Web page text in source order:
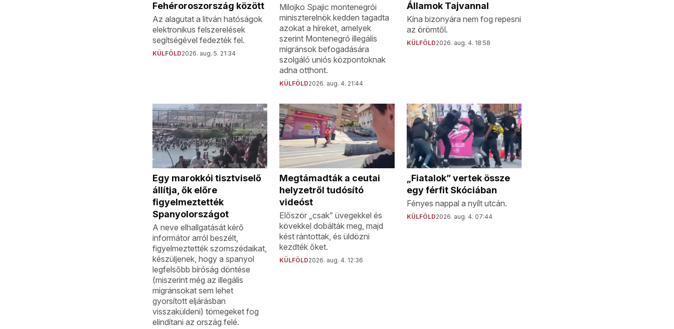
Fehéroroszország között
Az alagutat a litván hatóságok
elektronikus felszerelések
segítségével fedezték fel.
KÜLFÖLD2026. aug. 5. 21:34
Milojko Spajic montenegrói
miniszterelnök kedden tagadta
azokat a híreket, amelyek
szerint Montenegró illegális
migránsok befogadására
szolgáló uniós központoknak
adna otthont.
KÜLFÖLD2026. aug. 4. 21:44
Államok Tajvannal
Kína bizonyára nem fog repesni
az örömtől.
KÜLFÖLD2026. aug. 4. 18:58
Egy marokkói tisztviselő
állítja, ők előre
figyelmeztették
Spanyolországot
A neve elhallgatását kérő
informátor arról beszélt,
figyelmeztették szomszédaikat,
készüljenek, hogy a spanyol
legfelsőbb bíróság döntése
(miszerint még az illegális
migránsokat sem lehet
gyorsított eljárásban
visszaküldeni) tömegeket fog
elindítani az ország felé.
Megtámadták a ceutai
helyzetről tudósító
videóst
Először „csak” üvegekkel és
kövekkel dobálták meg, majd
kést rántottak, és üldözni
kezdték őket.
KÜLFÖLD2026. aug. 4. 12:36
„Fiatalok” vertek össze
egy férfit Skóciában
Fényes nappal a nyílt utcán.
KÜLFÖLD2026. aug. 4. 07:44